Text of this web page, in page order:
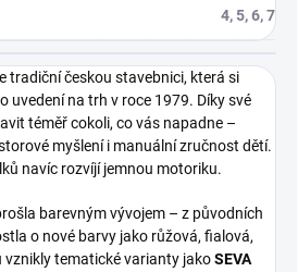
4, 5, 6, 7
tradiční českou stavebnici, která si
uvedení na trh v roce 1979. Díky své
téměř cokoli, co vás napadne –
myšlení i manuální zručnost dětí.
navíc rozvíjí jemnou motoriku.
barevným vývojem – z původních
o nové barvy jako růžová, fialová,
vznikly tematické varianty jakoSEVA